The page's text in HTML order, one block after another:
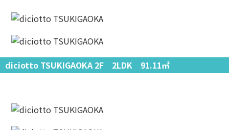
diciotto TSUKIGAOKA 2F 2LDK 91.11㎡